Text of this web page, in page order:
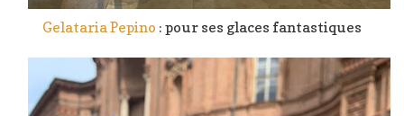
Gelataria Pepino : pour ses glaces fantastiques